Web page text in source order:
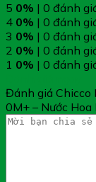
5 0% | 0 đánh
4 0% | 0 đánh
3 0% | 0 đánh
2 0% | 0 đánh
1 0% | 0 đánh
Đánh giá Chicco
0M+ – Nước